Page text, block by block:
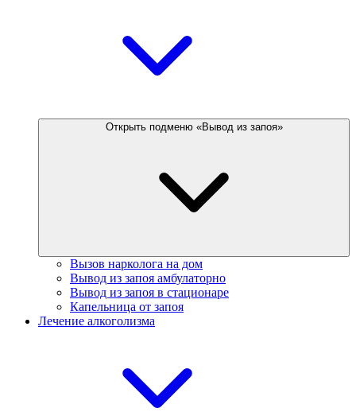
Открыть подменю «Вывод из запоя»
Вызов нарколога на дом
Вывод из запоя амбулаторно
Вывод из запоя в стационаре
Капельница от запоя
Лечение алкоголизма